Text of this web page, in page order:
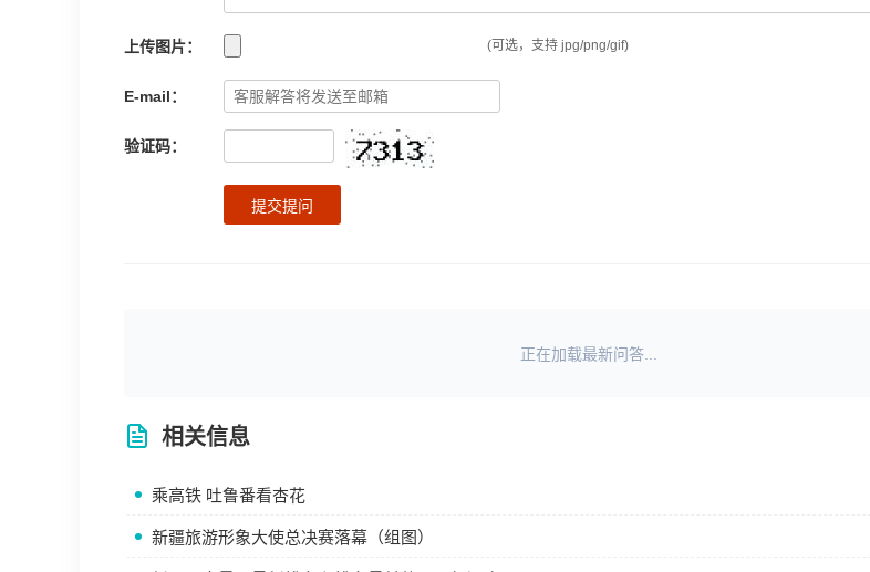
上传图片： (可选，支持 jpg/png/gif)
E-mail：
验证码：
提交提问
正在加载最新问答...
相关信息
乘高铁 吐鲁番看杏花
新疆旅游形象大使总决赛落幕（组图）